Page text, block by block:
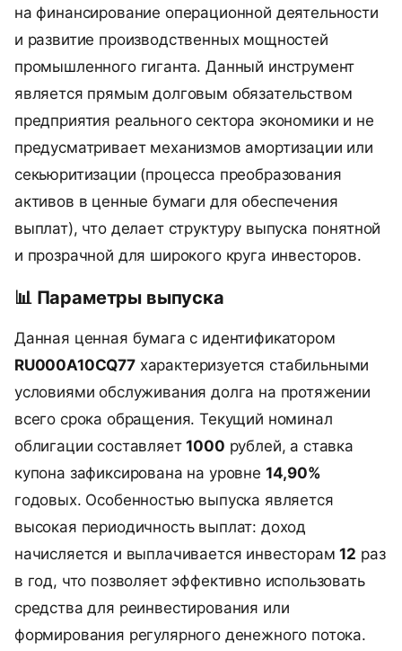
на финансирование операционной деятельности
и развитие производственных мощностей
промышленного гиганта. Данный инструмент
является прямым долговым обязательством
предприятия реального сектора экономики и не
предусматривает механизмов амортизации или
секьюритизации (процесса преобразования
активов в ценные бумаги для обеспечения
выплат), что делает структуру выпуска понятной
и прозрачной для широкого круга инвесторов.
📊 Параметры выпуска
Данная ценная бумага с идентификатором
RU000A10CQ77характеризуется стабильными
условиями обслуживания долга на протяжении
всего срока обращения. Текущий номинал
облигации составляет1000 рублей, а ставка
купона зафиксирована на уровне 14,90%
годовых. Особенностью выпуска является
высокая периодичность выплат: доход
начисляется и выплачивается инвесторам12 раз
в год, что позволяет эффективно использовать
средства для реинвестирования или
формирования регулярного денежного потока.